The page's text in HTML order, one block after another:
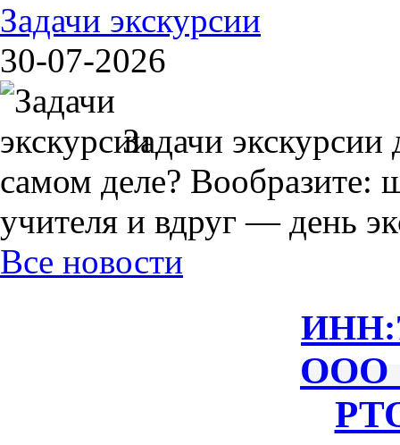
Задачи экскурсии
30-07-2026
Задачи
самом деле? Вообразите:
учителя и вдруг — день
Все новости
ИНН:
ООО